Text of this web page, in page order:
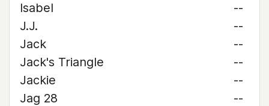
Isabel
--
J.J.
--
Jack
--
Jack's Triangle
--
Jackie
--
Jag 28
--